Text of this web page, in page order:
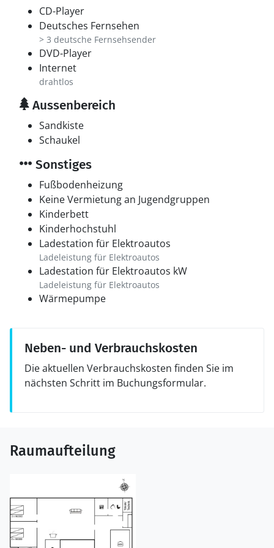
CD-Player
Deutsches Fernsehen
> 3 deutsche Fernsehsender
DVD-Player
Internet
drahtlos
Aussenbereich
Sandkiste
Schaukel
Sonstiges
Fußbodenheizung
Keine Vermietung an Jugendgruppen
Kinderbett
Kinderhochstuhl
Ladestation für Elektroautos
Ladeleistung für Elektroautos
Ladestation für Elektroautos kW
Ladeleistung für Elektroautos
Wärmepumpe
Neben- und Verbrauchskosten
Die aktuellen Verbrauchskosten finden Sie im
nächsten Schritt im Buchungsformular.
Raumaufteilung